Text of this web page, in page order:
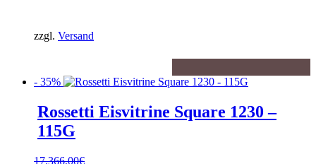
21.840,00€
ist:
14.196,00€.
zzgl. Versand
- 35%
Rossetti Eisvitrine Square 1230 –
115G
17.366,00€